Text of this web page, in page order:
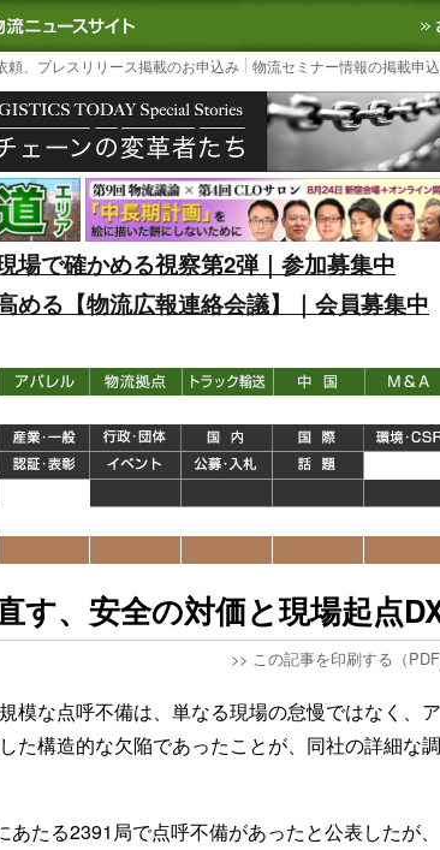
｜国内最大の物流ニュースサイト
3PL, SCMなど国内
頼、プレスリリース掲載のお申込み 物流セミナー情報の掲載申
場で確かめる視察第2弾｜参加募集中
める【物流広報連絡会議】｜会員募集中
す、安全の対価と現場起点
>> この記事を印刷する（PDF
模な点呼不備は、単なる現場の怠慢ではなく、ア
た構造的な欠陥であったことが、同社の詳細な調
たる2391局で点呼不備があったと公表したが、